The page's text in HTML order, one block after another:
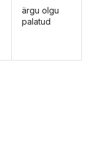
ärgu olgu
palatud